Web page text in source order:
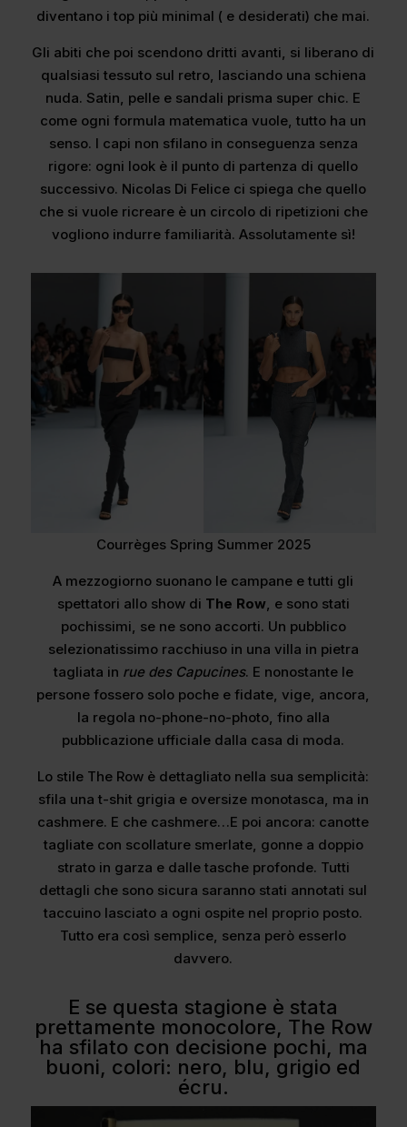
diventano i top più minimal ( e desiderati) che mai.
Gli abiti che poi scendono dritti avanti, si liberano di
qualsiasi tessuto sul retro, lasciando una schiena
nuda. Satin, pelle e sandali prisma super chic. E
come ogni formula matematica vuole, tutto ha un
senso. I capi non sfilano in conseguenza senza
rigore: ogni look è il punto di partenza di quello
successivo. Nicolas Di Felice ci spiega che quello
che si vuole ricreare è un circolo di ripetizioni che
vogliono indurre familiarità. Assolutamente sì!
Courrèges Spring Summer 2025
A mezzogiorno suonano le campane e tutti gli
spettatori allo show di The Row, e sono stati
pochissimi, se ne sono accorti. Un pubblico
selezionatissimo racchiuso in una villa in pietra
tagliata in rue des Capucines. E nonostante le
persone fossero solo poche e fidate, vige, ancora,
la regola no-phone-no-photo, fino alla
pubblicazione ufficiale dalla casa di moda.
Lo stile The Row è dettagliato nella sua semplicità:
sfila una t-shit grigia e oversize monotasca, ma in
cashmere. E che cashmere…E poi ancora: canotte
tagliate con scollature smerlate, gonne a doppio
strato in garza e dalle tasche profonde. Tutti
dettagli che sono sicura saranno stati annotati sul
taccuino lasciato a ogni ospite nel proprio posto.
Tutto era così semplice, senza però esserlo
davvero.
E se questa stagione è stata
prettamente monocolore, The Row
ha sfilato con decisione pochi, ma
buoni, colori: nero, blu, grigio ed
écru.